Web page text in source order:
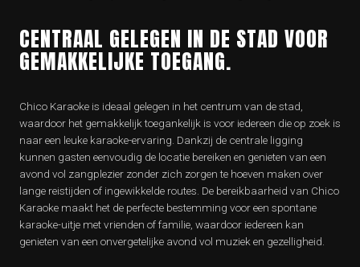
CENTRAAL GELEGEN IN DE STAD VOOR
GEMAKKELIJKE TOEGANG.
Chico Karaoke is ideaal gelegen in het centrum van de stad,
waardoor het gemakkelijk toegankelijk is voor iedereen die op zoek is
naar een leuke karaoke-ervaring. Dankzij de centrale ligging
kunnen gasten eenvoudig de locatie bereiken en genieten van een
avond vol zangplezier zonder zich zorgen te hoeven maken over
lange reistijden of ingewikkelde routes. De bereikbaarheid van Chico
Karaoke maakt het de perfecte bestemming voor een spontane
karaoke-uitje met vrienden of familie, waardoor iedereen kan
genieten van een onvergetelijke avond vol muziek en gezelligheid.